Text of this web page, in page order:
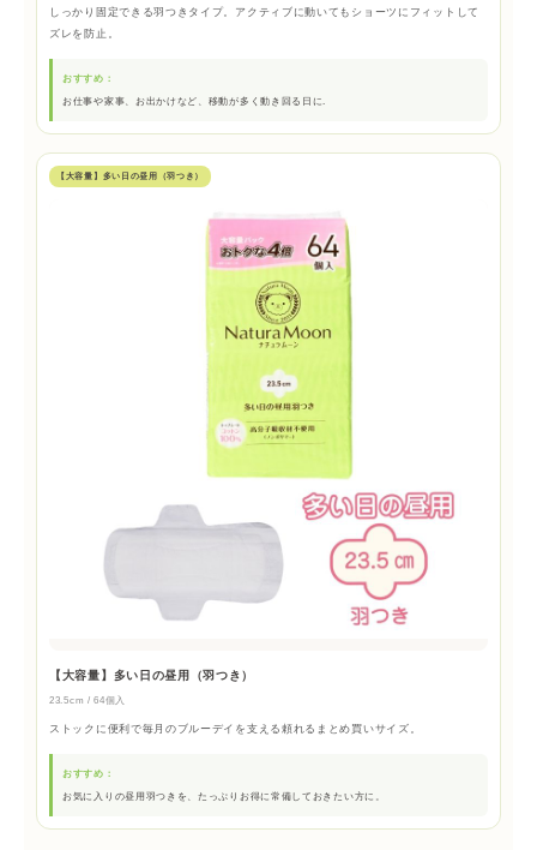
しっかり固定できる羽つきタイプ。アクティブに動いてもショーツにフィットして
ズレを防止。
おすすめ：
お仕事や家事、お出かけなど、移動が多く動き回る日に.
【大容量】多い日の昼用（羽つき）
【大容量】多い日の昼用（羽つき）
23.5cm / 64個入
ストックに便利で毎月のブルーデイを支える頼れるまとめ買いサイズ。
おすすめ：
お気に入りの昼用羽つきを、たっぷりお得に常備しておきたい方に。